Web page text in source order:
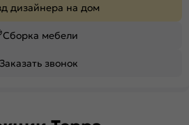
дизайнера на дом
Сборка мебели
Заказать звонок